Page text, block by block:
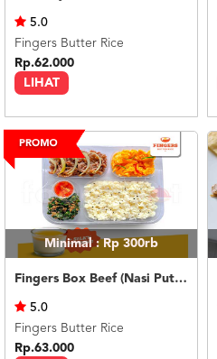
BLOG
TERMS
CALL
CENTER
LOGIN
DAFTAR
LIHAT
5.0
Fingers Butter Rice
Rp.62.000
Minimal : Rp 300rb
Fingers Box Beef (Nasi Putih) Silky Pudding
5.0
Fingers Butter Rice
Rp.63.000